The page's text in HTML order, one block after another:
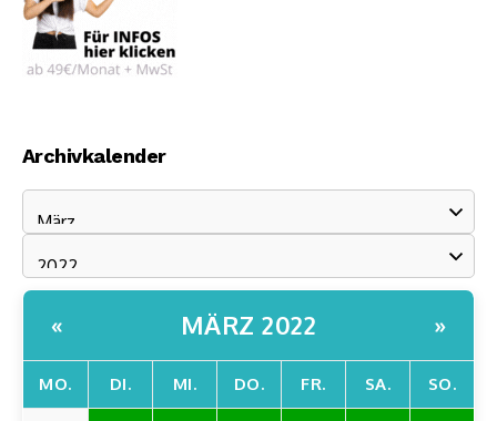
Archivkalender
« MÄRZ 2022 »
MO. DI. MI. DO. FR. SA. SO.